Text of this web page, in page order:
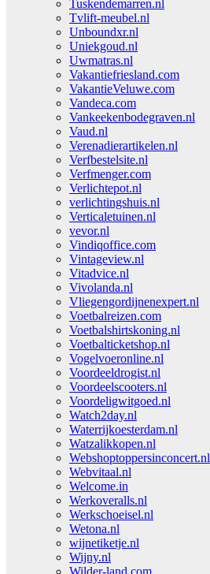
Tuskendemarren.nl
Tvlift-meubel.nl
Unboundxr.nl
Uniekgoud.nl
Uwmatras.nl
Vakantiefriesland.com
VakantieVeluwe.com
Vandeca.com
Vankeekenbodegraven.nl
Vaud.nl
Verenadierartikelen.nl
Verfbestelsite.nl
Verfmenger.com
Verlichtepot.nl
verlichtingshuis.nl
Verticaletuinen.nl
vevor.nl
Vindiqoffice.com
Vintageview.nl
Vitadvice.nl
Vivolanda.nl
Vliegengordijnenexpert.nl
Voetbalreizen.com
Voetbalshirtskoning.nl
Voetbalticketshop.nl
Vogelvoeronline.nl
Voordeeldrogist.nl
Voordeelscooters.nl
Voordeligwitgoed.nl
Watch2day.nl
Waterrijkoesterdam.nl
Watzalikkopen.nl
Webshoptoppersinconcert.nl
Webvitaal.nl
Welcome.in
Werkoveralls.nl
Werkschoeisel.nl
Wetona.nl
wijnetiketje.nl
Wijny.nl
Wilder-land.com